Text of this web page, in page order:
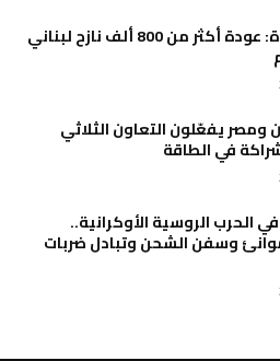
الأمم المتحدة: عودة أكثر من 800 ألف نازح لبناني
ومصر يفعّلون التعاون الثلاثي
في الطاقة
الحرب الروسية الأوكرانية..
وسفن الشحن وتبادل ضربات